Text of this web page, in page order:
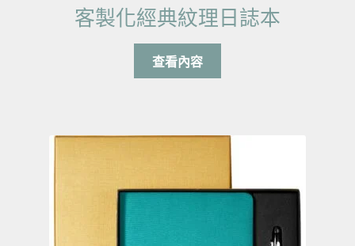
客製化經典紋理日誌本
查看內容